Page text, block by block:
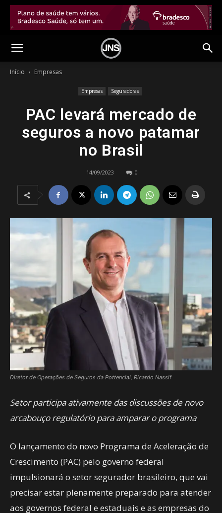
Início Empresas
Empresas Seguradoras
PAC levará mercado de
seguros a novo patamar
no Brasil
14/09/2023 0
Diretor de Operações de Seguros da Pottencial, Ricardo Nassif
Setor participa ativamente das discussões de novo
arcabouço regulatório para amparar o programa
O lançamento do novo Programa de Aceleração de
Crescimento (PAC) pelo governo federal
impulsionará o setor segurador brasileiro, que vai
precisar estar plenamente preparado para atender
aos governos federal e estaduais e as empresas do